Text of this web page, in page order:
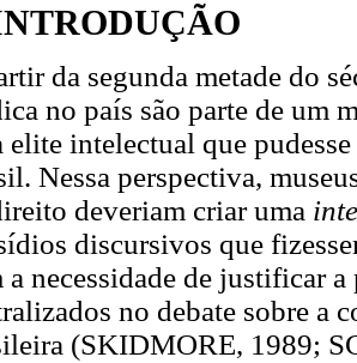
da segunda metade do
no país são parte de um
elite intelectual que
Nessa perspectiva,
deveriam criar uma
discursivos que
a necessidade de justificar
no debate sobre a
(SKIDMORE, 1989;